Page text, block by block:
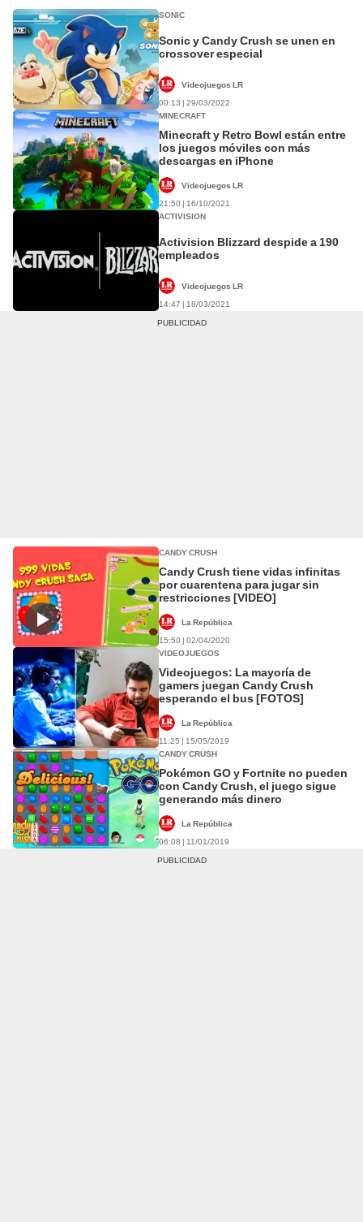
SONIC
Sonic y Candy Crush se unen en
crossover especial
Videojuegos LR
00:13 | 29/03/2022
MINECRAFT
Minecraft y Retro Bowl están entre
los juegos móviles con más
descargas en iPhone
Videojuegos LR
21:50 | 16/10/2021
ACTIVISION
Activision Blizzard despide a 190
empleados
Videojuegos LR
14:47 | 18/03/2021
CANDY CRUSH
Candy Crush tiene vidas infinitas
por cuarentena para jugar sin
restricciones [VIDEO]
La República
15:50 | 02/04/2020
VIDEOJUEGOS
Videojuegos: La mayoría de
gamers juegan Candy Crush
esperando el bus [FOTOS]
La República
11:25 | 15/05/2019
CANDY CRUSH
Pokémon GO y Fortnite no pueden
con Candy Crush, el juego sigue
generando más dinero
La República
06:08 | 11/01/2019